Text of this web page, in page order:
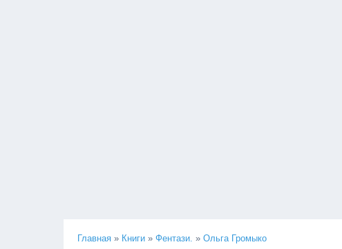
Главная » Книги » Фентази. » Ольга Громыко